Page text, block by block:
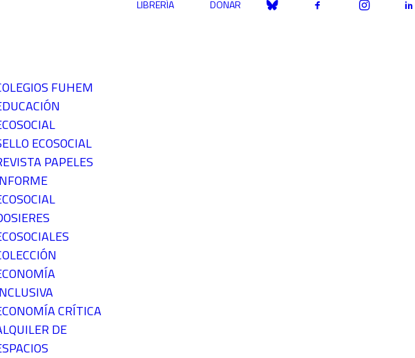
FUHEM
ECOSOCIAL
PAPELES
CRÍTICA
DE
LIBRERÍA DONAR